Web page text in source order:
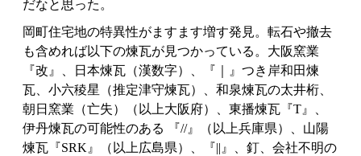
だなと思った。
岡町住宅地の特異性がますます増す発見。転石や撤去
も含めれば以下の煉瓦が見つかっている。大阪窯業
『改』、日本煉瓦（漢数字）、『｜』つき岸和田煉
瓦、小六稜星（推定津守煉瓦）、和泉煉瓦の太井桁、
朝日窯業（亡失）（以上大阪府）、東播煉瓦『T』、
伊丹煉瓦の可能性のある 『//』（以上兵庫県）、山陽
煉瓦『SRK』（以上広島県）、『||』、釘、会社不明の